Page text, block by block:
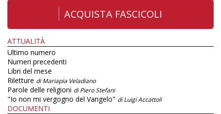
ACQUISTA FASCICOLI
ATTUALITÀ
Ultimo numero
Numeri precedenti
Libri del mese
Riletture di Mariapia Veladiano
Parole delle religioni di Piero Stefani
"Io non mi vergogno del Vangelo" di Luigi Accattoli
DOCUMENTI